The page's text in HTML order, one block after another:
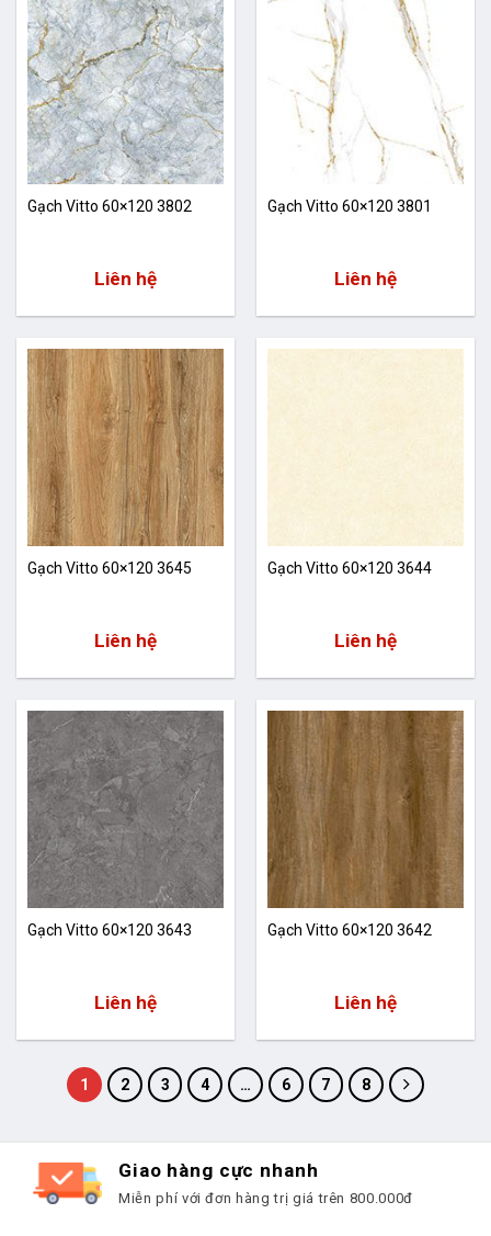
Gạch Vitto 60×120 3802
Liên hệ
Gạch Vitto 60×120 3801
Liên hệ
Gạch Vitto 60×120 3645
Liên hệ
Gạch Vitto 60×120 3644
Liên hệ
Gạch Vitto 60×120 3643
Liên hệ
Gạch Vitto 60×120 3642
Liên hệ
1 2 3 4 … 6 7 8
Giao hàng cực nhanh
Miễn phí với đơn hàng trị giá trên 800.000đ